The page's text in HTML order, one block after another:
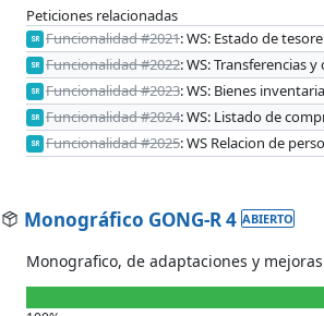
Peticiones relacionadas
SR Funcionalidad #2021: WS: Estado de
SR Funcionalidad #2022: WS: Transferencias y
SR Funcionalidad #2023: WS: Bienes
SR Funcionalidad #2024: WS: Listado de
SR Funcionalidad #2025: WS Relacion de
Monográfico GONG-R 4 ABIERTO
Monografico, de adaptaciones y